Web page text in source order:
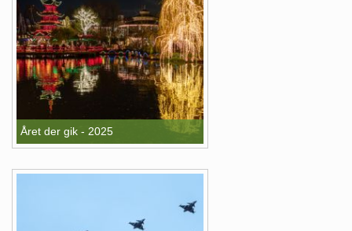
Året der gik - 2025